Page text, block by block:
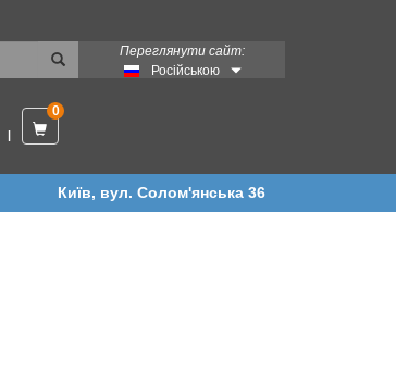
Переглянути сайт:
Російською
0
Київ, вул. Солом'янська 36